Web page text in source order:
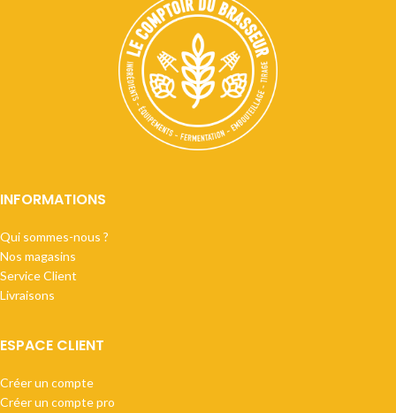
INFORMATIONS
Qui sommes-nous ?
Nos magasins
Service Client
Livraisons
ESPACE CLIENT
Créer un compte
Créer un compte pro